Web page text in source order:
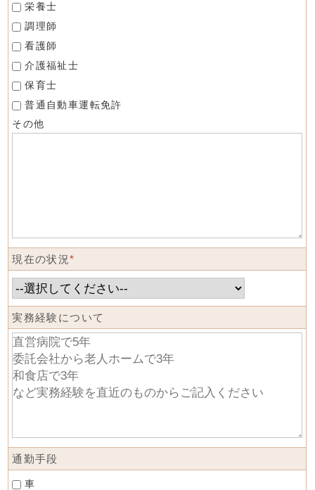
栄養士
調理師
看護師
介護福祉士
保育士
普通自動車運転免許
その他
現在の状況*
実務経験について
通勤手段
車